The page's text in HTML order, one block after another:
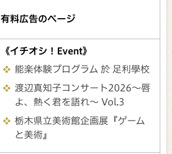
有料広告のページ
《イチオシ！Event》
能楽体験プログラム 於 足利學校
渡辺真知子コンサート2026～唇
よ、熱く君を語れ～ Vol.3
栃木県立美術館企画展『ゲーム
と美術』